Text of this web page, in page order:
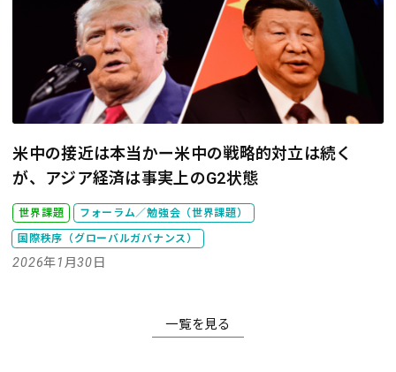
米中の接近は本当かー米中の戦略的対立は続く
が、アジア経済は事実上のG2状態
世界課題 フォーラム／勉強会（世界課題）
国際秩序（グローバルガバナンス）
2026年1月30日
一覧を見る